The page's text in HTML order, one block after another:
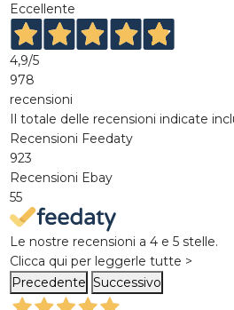
Eccellente
4,9/5
978
recensioni
Il totale delle recensioni indicate
Recensioni Feedaty
923
Recensioni Ebay
55
Le nostre recensioni a 4 e 5 stelle.
Clicca qui per leggerle tutte >
Precedente Successivo